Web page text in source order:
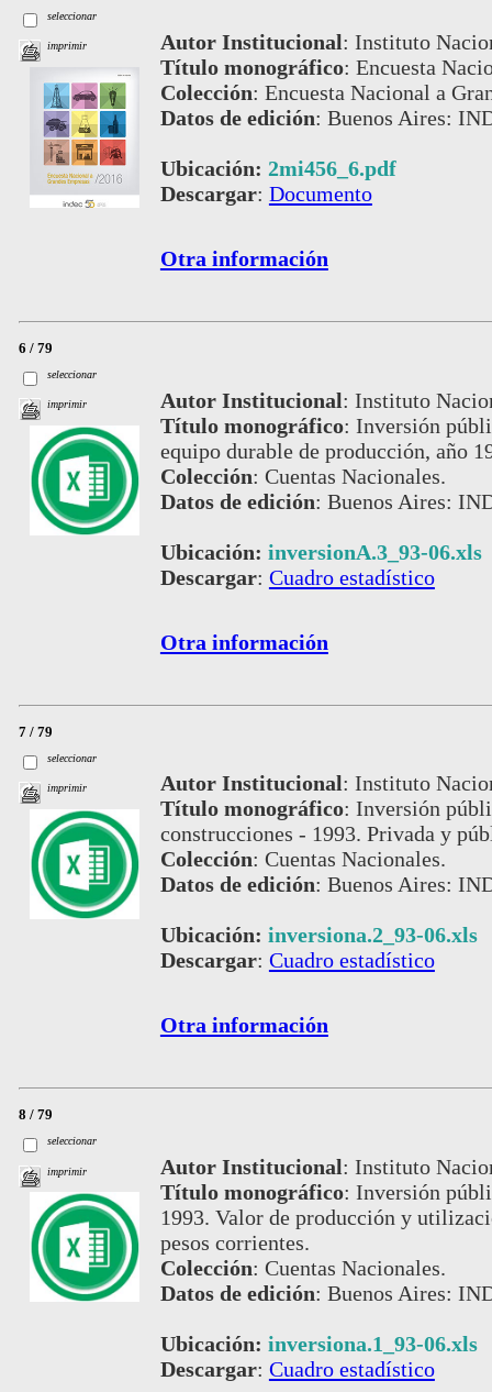
seleccionar
imprimir Autor Institucional: Instituto
Título monográfico: Encuesta
Colección: Encuesta Nacional a
Datos de edición: Buenos Aires:
Ubicación: 2mi456_6.pdf
Descargar: Documento
Otra información
6 / 79
seleccionar
imprimir Autor Institucional: Instituto
Título monográfico: Inversión
equipo durable de producción, año
Colección: Cuentas Nacionales.
Datos de edición: Buenos Aires:
Ubicación: inversionA.3_93-06.xls
Descargar: Cuadro estadístico
Otra información
7 / 79
seleccionar
imprimir Autor Institucional: Instituto
Título monográfico: Inversión
construcciones - 1993. Privada y
Colección: Cuentas Nacionales.
Datos de edición: Buenos Aires:
Ubicación: inversiona.2_93-06.xls
Descargar: Cuadro estadístico
Otra información
8 / 79
seleccionar
imprimir Autor Institucional: Instituto
Título monográfico: Inversión
1993. Valor de producción y
pesos corrientes.
Colección: Cuentas Nacionales.
Datos de edición: Buenos Aires:
Ubicación: inversiona.1_93-06.xls
Descargar: Cuadro estadístico